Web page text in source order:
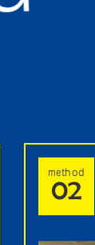
method
02